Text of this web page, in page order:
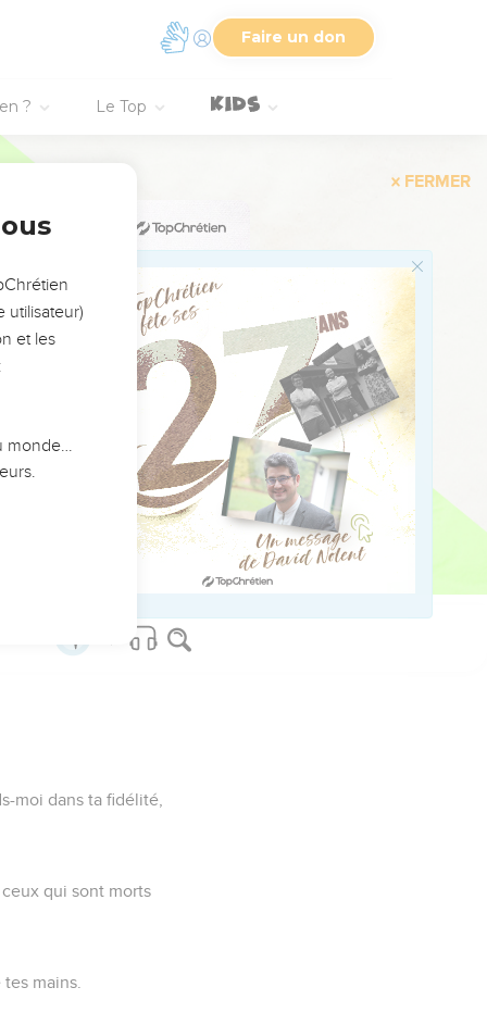
Faire un don
? Le Top
on m’a tendu un
car ils sont plus forts
quand tu m’auras
moi dans ta fidélité,
qui sont morts
mains.
utilisateur)
et les
monde…